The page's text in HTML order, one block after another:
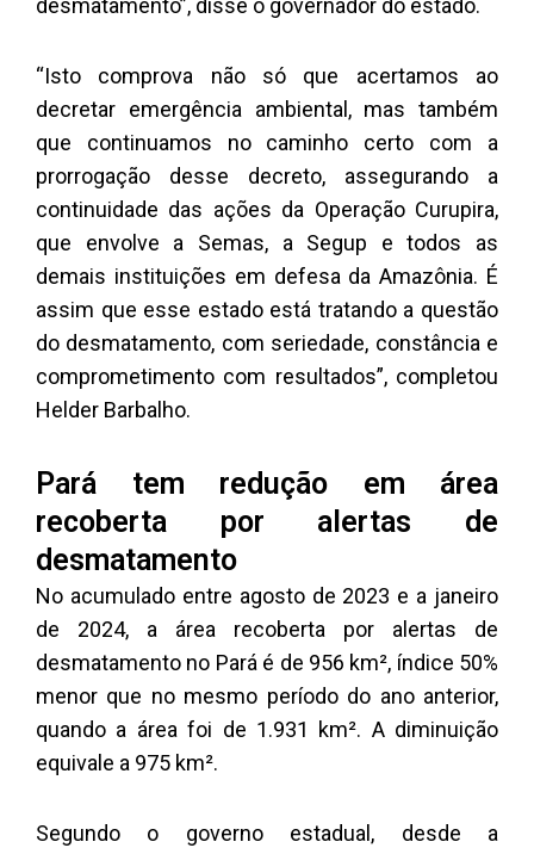
desmatamento”, disse o governador do estado.
“Isto comprova não só que acertamos ao
decretar emergência ambiental, mas também
que continuamos no caminho certo com a
prorrogação desse decreto, assegurando a
continuidade das ações da Operação Curupira,
que envolve a Semas, a Segup e todos as
demais instituições em defesa da Amazônia. É
assim que esse estado está tratando a questão
do desmatamento, com seriedade, constância e
comprometimento com resultados”, completou
Helder Barbalho.
Pará tem redução em área
recoberta por alertas de
desmatamento
No acumulado entre agosto de 2023 e a janeiro
de 2024, a área recoberta por alertas de
desmatamento no Pará é de 956 km², índice 50%
menor que no mesmo período do ano anterior,
quando a área foi de 1.931 km². A diminuição
equivale a 975 km².
Segundo o governo estadual, desde a